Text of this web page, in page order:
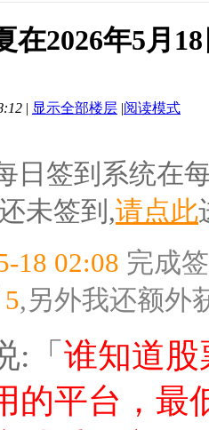
在2026年5月
| 显示全部楼层 |阅读模式
日签到系统在
未签到,请点此
18 02:08 完成
5,另外我还额外
:「 谁知道
的平台，最